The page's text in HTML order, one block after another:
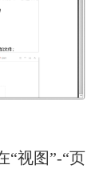
视图”-“页